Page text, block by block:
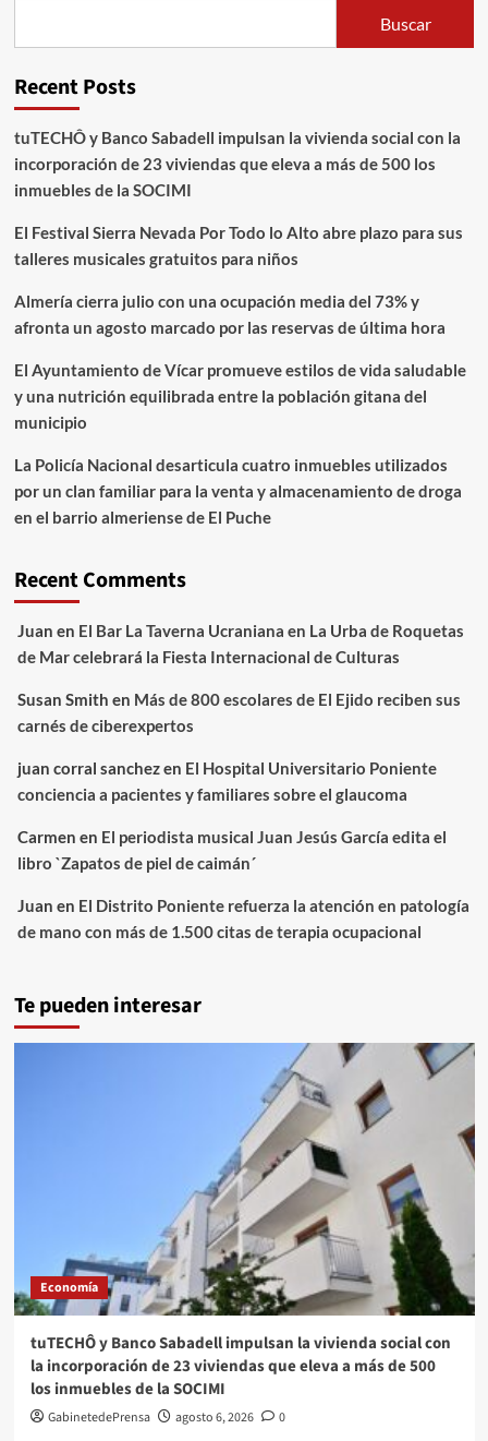
Buscar
Recent Posts
tuTECHÔ y Banco Sabadell impulsan la vivienda social con la
incorporación de 23 viviendas que eleva a más de 500 los
inmuebles de la SOCIMI
El Festival Sierra Nevada Por Todo lo Alto abre plazo para sus
talleres musicales gratuitos para niños
Almería cierra julio con una ocupación media del 73% y
afronta un agosto marcado por las reservas de última hora
El Ayuntamiento de Vícar promueve estilos de vida saludable
y una nutrición equilibrada entre la población gitana del
municipio
La Policía Nacional desarticula cuatro inmuebles utilizados
por un clan familiar para la venta y almacenamiento de droga
en el barrio almeriense de El Puche
Recent Comments
Juan en El Bar La Taverna Ucraniana en La Urba de Roquetas
de Mar celebrará la Fiesta Internacional de Culturas
Susan Smith en Más de 800 escolares de El Ejido reciben sus
carnés de ciberexpertos
juan corral sanchezen El Hospital Universitario Poniente
conciencia a pacientes y familiares sobre el glaucoma
Carmen en El periodista musical Juan Jesús García edita el
libro `Zapatos de piel de caimán´
Juan en El Distrito Poniente refuerza la atención en patología
de mano con más de 1.500 citas de terapia ocupacional
Te pueden interesar
Economía
tuTECHÔ y Banco Sabadell impulsan la vivienda social con
la incorporación de 23 viviendas que eleva a más de 500
los inmuebles de la SOCIMI
GabinetedePrensa agosto 6, 2026 0